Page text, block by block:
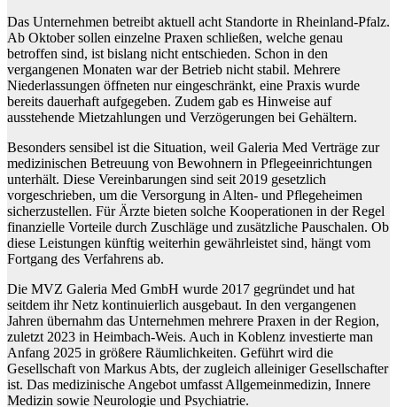
Das Unternehmen betreibt aktuell acht Standorte in Rheinland-Pfalz.
Ab Oktober sollen einzelne Praxen schließen, welche genau
betroffen sind, ist bislang nicht entschieden. Schon in den
vergangenen Monaten war der Betrieb nicht stabil. Mehrere
Niederlassungen öffneten nur eingeschränkt, eine Praxis wurde
bereits dauerhaft aufgegeben. Zudem gab es Hinweise auf
ausstehende Mietzahlungen und Verzögerungen bei Gehältern.
Besonders sensibel ist die Situation, weil Galeria Med Verträge zur
medizinischen Betreuung von Bewohnern in Pflegeeinrichtungen
unterhält. Diese Vereinbarungen sind seit 2019 gesetzlich
vorgeschrieben, um die Versorgung in Alten- und Pflegeheimen
sicherzustellen. Für Ärzte bieten solche Kooperationen in der Regel
finanzielle Vorteile durch Zuschläge und zusätzliche Pauschalen. Ob
diese Leistungen künftig weiterhin gewährleistet sind, hängt vom
Fortgang des Verfahrens ab.
Die MVZ Galeria Med GmbH wurde 2017 gegründet und hat
seitdem ihr Netz kontinuierlich ausgebaut. In den vergangenen
Jahren übernahm das Unternehmen mehrere Praxen in der Region,
zuletzt 2023 in Heimbach-Weis. Auch in Koblenz investierte man
Anfang 2025 in größere Räumlichkeiten. Geführt wird die
Gesellschaft von Markus Abts, der zugleich alleiniger Gesellschafter
ist. Das medizinische Angebot umfasst Allgemeinmedizin, Innere
Medizin sowie Neurologie und Psychiatrie.